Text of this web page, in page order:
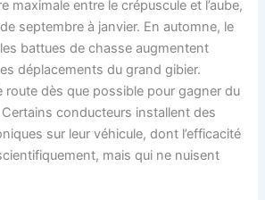
maximale entre le crépuscule et l’aube,
septembre à janvier. En automne, le
battues de chasse augmentent
déplacements du grand gibier.
route dès que possible pour gagner du
conducteurs installent des
sur leur véhicule, dont l’efficacité
mais qui ne nuisent